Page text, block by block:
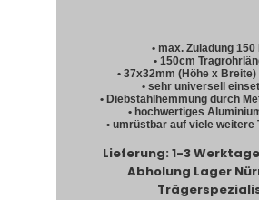
• max. Zuladung 150
• 150cm
• 37x32mm (Höhe x
• sehr universell
• Diebstahlhemmung durch
• hochwertiges
• umrüstbar auf viele weitere
Lieferung: 1-3
Abholung Lager